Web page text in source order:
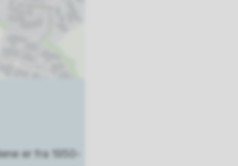
er fra 1950-